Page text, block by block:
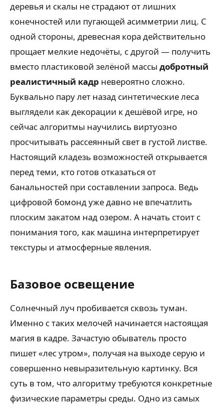
деревья и скалы не страдают от лишних
конечностей или пугающей асимметрии лиц. С
одной стороны, древесная кора действительно
прощает мелкие недочёты, с другой — получить
вместо пластиковой зелёной массы добротный
реалистичный кадр невероятно сложно.
Буквально пару лет назад синтетические леса
выглядели как декорации к дешёвой игре, но
сейчас алгоритмы научились виртуозно
просчитывать рассеянный свет в густой листве.
Настоящий кладезь возможностей открывается
перед теми, кто готов отказаться от
банальностей при составлении запроса. Ведь
цифровой бомонд уже давно не впечатлить
плоским закатом над озером. А начать стоит с
понимания того, как машина интерпретирует
текстуры и атмосферные явления.
Базовое освещение
Солнечный луч пробивается сквозь туман.
Именно с таких мелочей начинается настоящая
магия в кадре. Зачастую обыватель просто
пишет «лес утром», получая на выходе серую и
совершенно невыразительную картинку. Вся
суть в том, что алгоритму требуются конкретные
физические параметры среды. Одно из самых